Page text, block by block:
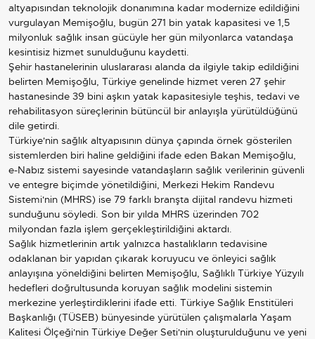
altyapısından teknolojik donanımına kadar modernize edildiğini
vurgulayan Memişoğlu, bugün 271 bin yatak kapasitesi ve 1,5
milyonluk sağlık insan gücüyle her gün milyonlarca vatandaşa
kesintisiz hizmet sunulduğunu kaydetti.
Şehir hastanelerinin uluslararası alanda da ilgiyle takip edildiğini
belirten Memişoğlu, Türkiye genelinde hizmet veren 27 şehir
hastanesinde 39 bini aşkın yatak kapasitesiyle teşhis, tedavi ve
rehabilitasyon süreçlerinin bütüncül bir anlayışla yürütüldüğünü
dile getirdi.
Türkiye'nin sağlık altyapısının dünya çapında örnek gösterilen
sistemlerden biri haline geldiğini ifade eden Bakan Memişoğlu,
e-Nabız sistemi sayesinde vatandaşların sağlık verilerinin güvenli
ve entegre biçimde yönetildiğini, Merkezi Hekim Randevu
Sistemi'nin (MHRS) ise 79 farklı branşta dijital randevu hizmeti
sunduğunu söyledi. Son bir yılda MHRS üzerinden 702
milyondan fazla işlem gerçekleştirildiğini aktardı.
Sağlık hizmetlerinin artık yalnızca hastalıkların tedavisine
odaklanan bir yapıdan çıkarak koruyucu ve önleyici sağlık
anlayışına yöneldiğini belirten Memişoğlu, Sağlıklı Türkiye Yüzyılı
hedefleri doğrultusunda koruyan sağlık modelini sistemin
merkezine yerleştirdiklerini ifade etti. Türkiye Sağlık Enstitüleri
Başkanlığı (TÜSEB) bünyesinde yürütülen çalışmalarla Yaşam
Kalitesi Ölçeği'nin Türkiye Değer Seti'nin oluşturulduğunu ve yeni